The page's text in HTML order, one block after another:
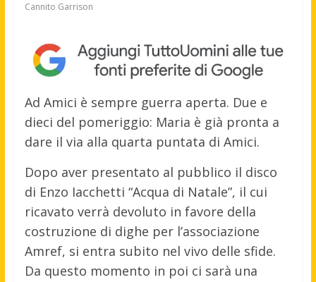
Cannito Garrison
Ad Amici è sempre guerra aperta. Due e
dieci del pomeriggio: Maria è già pronta a
dare il via alla quarta puntata di Amici.
Dopo aver presentato al pubblico il disco
di Enzo Iacchetti “Acqua di Natale”, il cui
ricavato verrà devoluto in favore della
costruzione di dighe per l’associazione
Amref, si entra subito nel vivo delle sfide.
Da questo momento in poi ci sarà una